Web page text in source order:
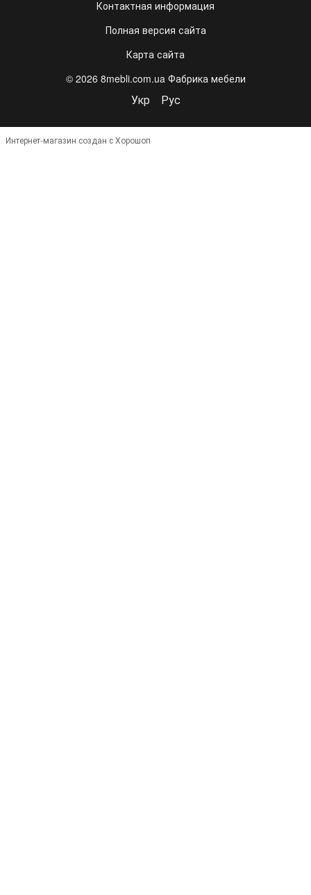
Контактная информация
Полная версия сайта
Карта сайта
© 2026 8mebli.com.ua Фабрика мебели
Укр Рус
Интернет-магазин создан с Хорошоп